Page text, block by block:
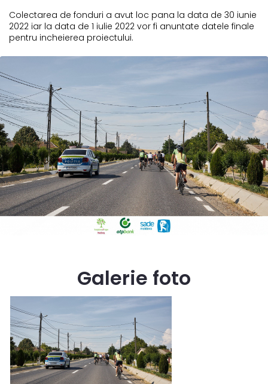
Colectarea de fonduri a avut loc pana la data de 30 iunie
2022 iar la data de 1 iulie 2022 vor fi anuntate datele finale
pentru incheierea proiectului.
Galerie foto